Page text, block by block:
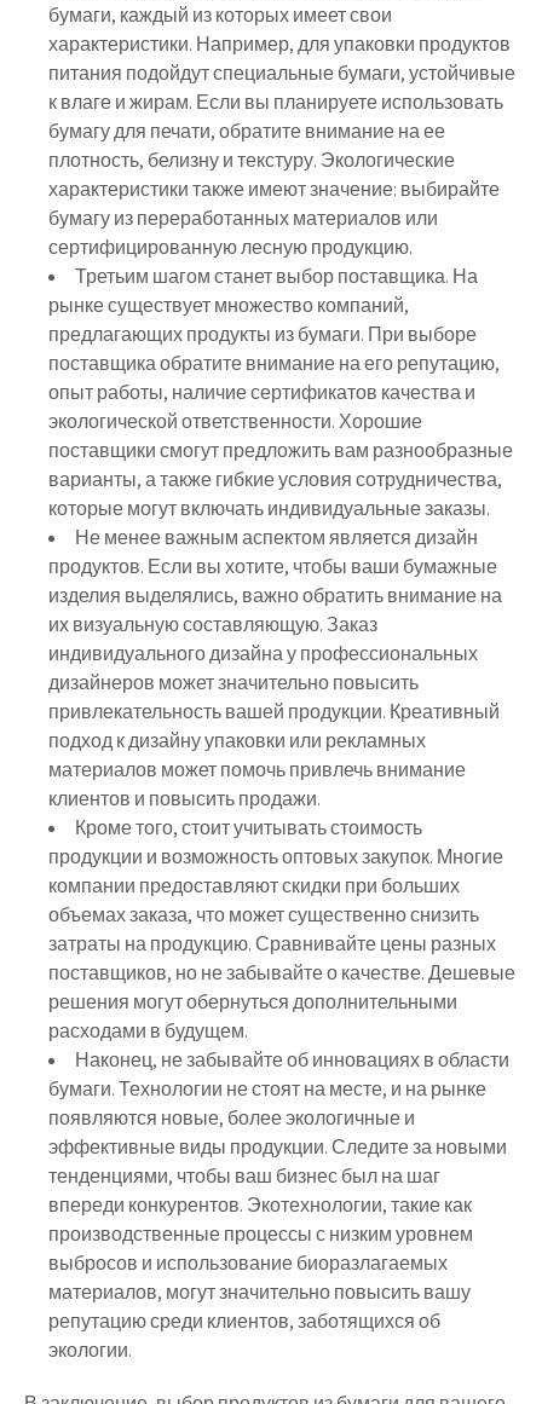
бумаги, каждый из которых имеет свои
характеристики. Например, для упаковки продуктов
питания подойдут специальные бумаги, устойчивые
к влаге и жирам. Если вы планируете использовать
бумагу для печати, обратите внимание на ее
плотность, белизну и текстуру. Экологические
характеристики также имеют значение: выбирайте
бумагу из переработанных материалов или
сертифицированную лесную продукцию.
Третьим шагом станет выбор поставщика. На
рынке существует множество компаний,
предлагающих продукты из бумаги. При выборе
поставщика обратите внимание на его репутацию,
опыт работы, наличие сертификатов качества и
экологической ответственности. Хорошие
поставщики смогут предложить вам разнообразные
варианты, а также гибкие условия сотрудничества,
которые могут включать индивидуальные заказы.
Не менее важным аспектом является дизайн
продуктов. Если вы хотите, чтобы ваши бумажные
изделия выделялись, важно обратить внимание на
их визуальную составляющую. Заказ
индивидуального дизайна у профессиональных
дизайнеров может значительно повысить
привлекательность вашей продукции. Креативный
подход к дизайну упаковки или рекламных
материалов может помочь привлечь внимание
клиентов и повысить продажи.
Кроме того, стоит учитывать стоимость
продукции и возможность оптовых закупок. Многие
компании предоставляют скидки при больших
объемах заказа, что может существенно снизить
затраты на продукцию. Сравнивайте цены разных
поставщиков, но не забывайте о качестве. Дешевые
решения могут обернуться дополнительными
расходами в будущем.
Наконец, не забывайте об инновациях в области
бумаги. Технологии не стоят на месте, и на рынке
появляются новые, более экологичные и
эффективные виды продукции. Следите за новыми
тенденциями, чтобы ваш бизнес был на шаг
впереди конкурентов. Экотехнологии, такие как
производственные процессы с низким уровнем
выбросов и использование биоразлагаемых
материалов, могут значительно повысить вашу
репутацию среди клиентов, заботящихся об
экологии.